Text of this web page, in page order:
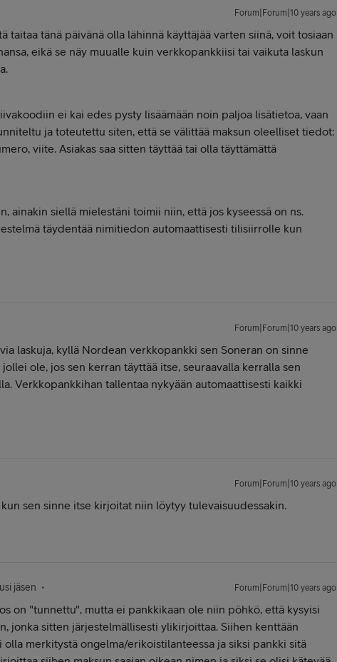
Forum|Forum|10 years ago
taitaa tänä päivänä olla lähinnä käyttäjää varten siinä, voit tosiaan
eikä se näy muualle kuin verkkopankkiisi tai vaikuta laskun
ei kai edes pysty lisäämään noin paljoa lisätietoa, vaan
ja toteutettu siten, että se välittää maksun oleelliset tiedot:
viite. Asiakas saa sitten täyttää tai olla täyttämättä
ainakin siellä mielestäni toimii niin, että jos kyseessä on ns.
täydentää nimitiedon automaattisesti tilisiirrolle kun
Forum|Forum|10 years ago
laskuja, kyllä Nordean verkkopankki sen Soneran on sinne
ole, jos sen kerran täyttää itse, seuraavalla kerralla sen
Verkkopankkihan tallentaa nykyään automaattisesti kaikki
Forum|Forum|10 years ago
sen sinne itse kirjoitat niin löytyy tulevaisuudessakin.
jäsen Forum|Forum|10 years ago
on "tunnettu", mutta ei pankkikaan ole niin pöhkö, että kysyisi
jonka sitten järjestelmällisesti ylikirjoittaa. Siihen kenttään
merkitystä ongelma/erikoistilanteessa ja siksi pankki sitä